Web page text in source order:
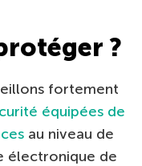
?
fortement
équipées de
au niveau de
électronique de